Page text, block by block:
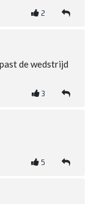
2
de wedstrijd
3
5